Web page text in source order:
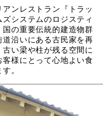
ンレストラン『トラッ
システムのロジスティ
の重要伝統的建造物群
沿いにある古民家を再
い梁や柱が残る空間に
様にとって心地よい食
。